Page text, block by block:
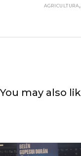
AGRICULTURA,
You may also